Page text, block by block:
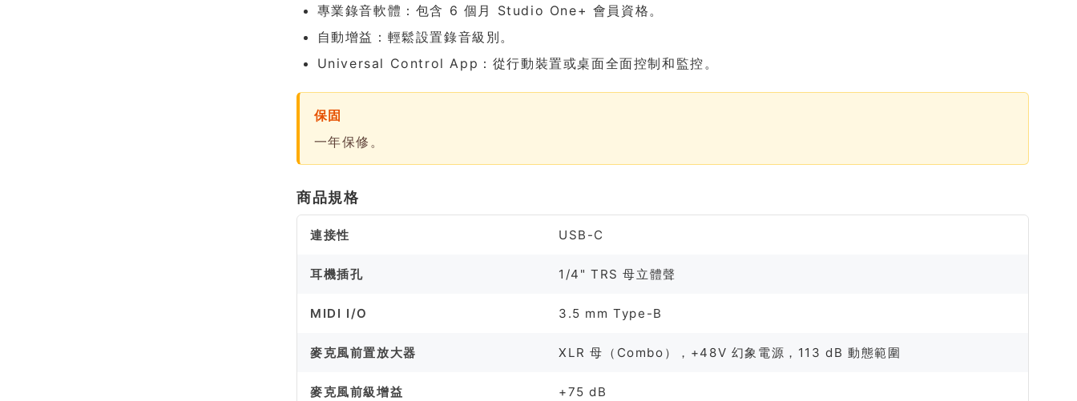
專業錄音軟體：包含 6 個月 Studio One+ 會員資格。
自動增益：輕鬆設置錄音級別。
Universal Control App：從行動裝置或桌面全面控制和監控。
保固
一年保修。
商品規格
連接性 USB-C
耳機插孔 1/4" TRS 母立體聲
MIDI I/O 3.5 mm Type-B
麥克風前置放大器 XLR 母（Combo），+48V 幻象電源，113 dB 動態範圍
麥克風前級增益 +75 dB